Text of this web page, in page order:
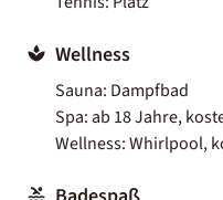
Wellness
Sauna: Dampfbad
Spa: ab 18 Jahre,
Wellness: Whirlpool,